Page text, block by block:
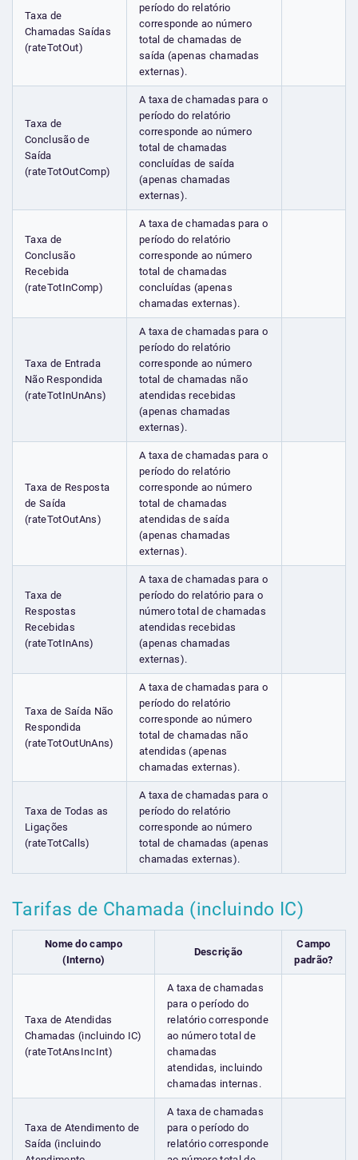
Taxa de
Chamadas Saídas
(rateTotOut)
período do relatório
corresponde ao número
total de chamadas de
saída (apenas chamadas
externas).
Taxa de
Conclusão de
Saída
(rateTotOutComp)
A taxa de chamadas para o
período do relatório
corresponde ao número
total de chamadas
concluídas de saída
(apenas chamadas
externas).
Taxa de
Conclusão
Recebida
(rateTotInComp)
A taxa de chamadas para o
período do relatório
corresponde ao número
total de chamadas
concluídas (apenas
chamadas externas).
Taxa de Entrada
Não Respondida
(rateTotInUnAns)
A taxa de chamadas para o
período do relatório
corresponde ao número
total de chamadas não
atendidas recebidas
(apenas chamadas
externas).
Taxa de Resposta
de Saída
(rateTotOutAns)
A taxa de chamadas para o
período do relatório
corresponde ao número
total de chamadas
atendidas de saída
(apenas chamadas
externas).
Taxa de
Respostas
Recebidas
(rateTotInAns)
A taxa de chamadas para o
período do relatório para o
número total de chamadas
atendidas recebidas
(apenas chamadas
externas).
Taxa de Saída Não
Respondida
(rateTotOutUnAns)
A taxa de chamadas para o
período do relatório
corresponde ao número
total de chamadas não
atendidas (apenas
chamadas externas).
Taxa de Todas as
Ligações
(rateTotCalls)
A taxa de chamadas para o
período do relatório
corresponde ao número
total de chamadas (apenas
chamadas externas).
Tarifas de Chamada (incluindo IC)
Nome do campo
(Interno)
Descrição
Campo
padrão?
Taxa de Atendidas
Chamadas (incluindo IC)
(rateTotAnsIncInt)
A taxa de chamadas
para o período do
relatório corresponde
ao número total de
chamadas
atendidas, incluindo
chamadas internas.
Taxa de Atendimento de
Saída (incluindo
A taxa de chamadas
para o período do
relatório corresponde